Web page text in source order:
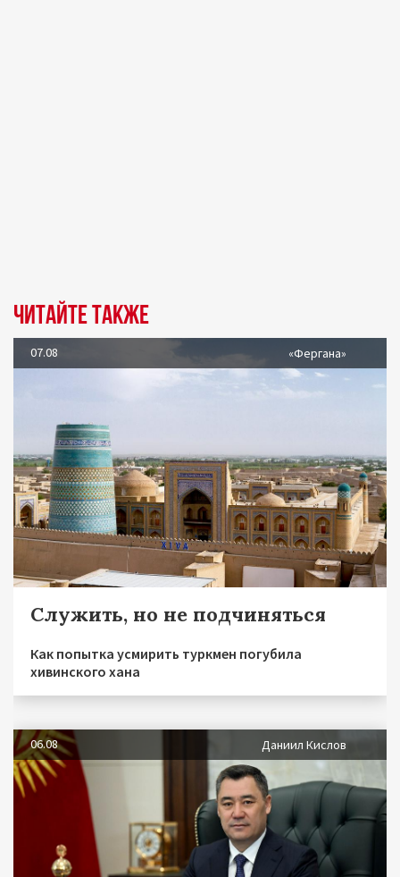
Читайте также
07.08 «Фергана»
Служить, но не подчиняться
Как попытка усмирить туркмен погубила
хивинского хана
06.08 Даниил Кислов